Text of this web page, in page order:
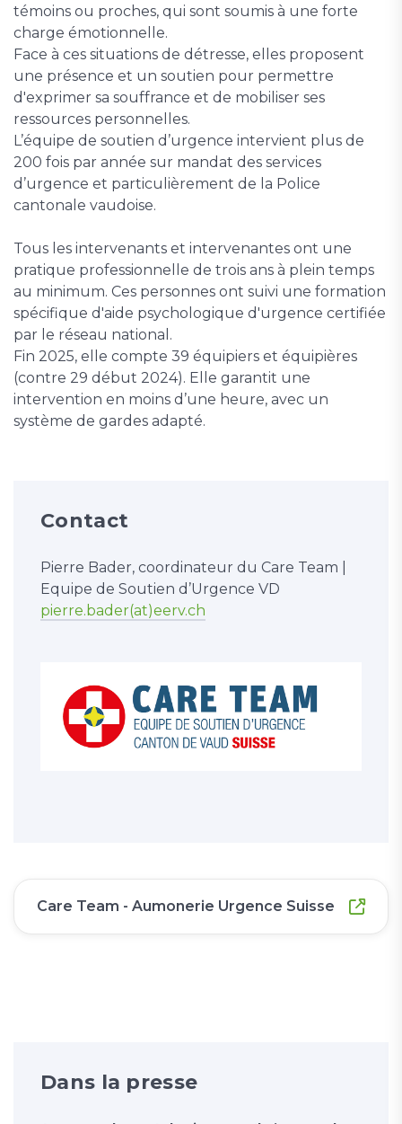
témoins ou proches, qui sont soumis à une forte
charge émotionnelle.
Face à ces situations de détresse, elles proposent
une présence et un soutien pour permettre
d'exprimer sa souffrance et de mobiliser ses
ressources personnelles.
L’équipe de soutien d’urgence intervient plus de
200 fois par année sur mandat des services
d’urgence et particulièrement de la Police
cantonale vaudoise.
Tous les intervenants et intervenantes ont une
pratique professionnelle de trois ans à plein temps
au minimum. Ces personnes ont suivi une formation
spécifique d'aide psychologique d'urgence certifiée
par le réseau national.
Fin 2025, elle compte 39 équipiers et équipières
(contre 29 début 2024). Elle garantit une
intervention en moins d’une heure, avec un
système de gardes adapté.
Contact
Pierre Bader, coordinateur du Care Team |
Equipe de Soutien d’Urgence VD
pierre.bader(at)eerv.ch
Care Team - Aumonerie Urgence Suisse
Dans la presse